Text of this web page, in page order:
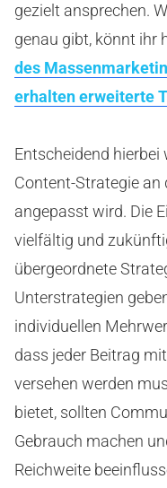
gezielt ansprechen.
genau gibt, könnt ihr
des
erhalten erweiterte
Entscheidend hierbei
Content-Strategie an
angepasst wird. Die
vielfältig und
übergeordnete
Unterstrategien
individuellen
dass jeder Beitrag
versehen werden
bietet, sollten
Gebrauch machen
Reichweite